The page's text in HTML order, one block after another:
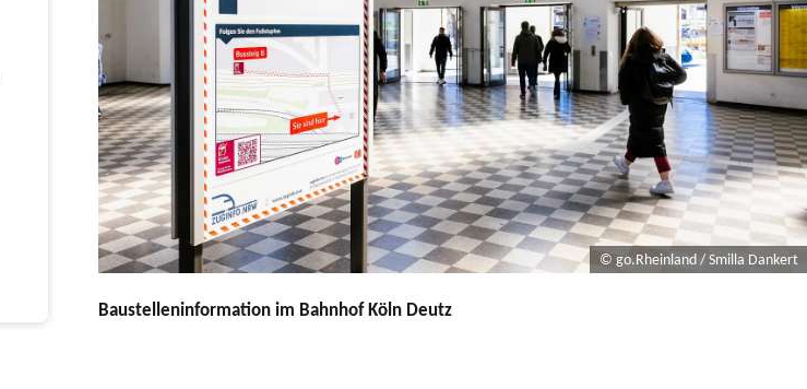
© go.Rheinland / Smilla Dankert
Baustelleninformation im Bahnhof Köln Deutz